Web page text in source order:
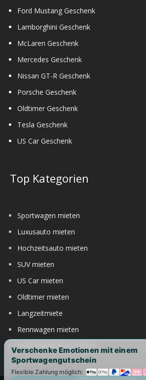
Ford Mustang Geschenk
Lamborghini Geschenk
McLaren Geschenk
Mercedes Geschenk
Nissan GT-R Geschenk
Porsche Geschenk
Oldtimer Geschenk
Tesla Geschenk
US Car Geschenk
Top Kategorien
Sportwagen mieten
Luxusauto mieten
Hochzeitsauto mieten
SUV mieten
US Car mieten
Oldtimer mieten
Langzeitmiete
Rennwagen mieten
Nürburgring Auto mieten
Verschenke Emotionen mit einem
Sportwagengutschein
Flexible Zahlung möglich: